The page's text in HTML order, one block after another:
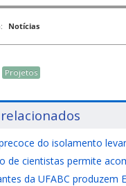
Notícias
Projetos
do isolamento
de cientistas permite
da UFABC produzem